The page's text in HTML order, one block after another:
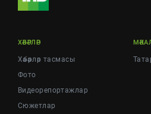
ХӘБӘРЛӘР
Хәбәрләр тасмасы
Фото
Видеорепортажлар
Cюжетлар